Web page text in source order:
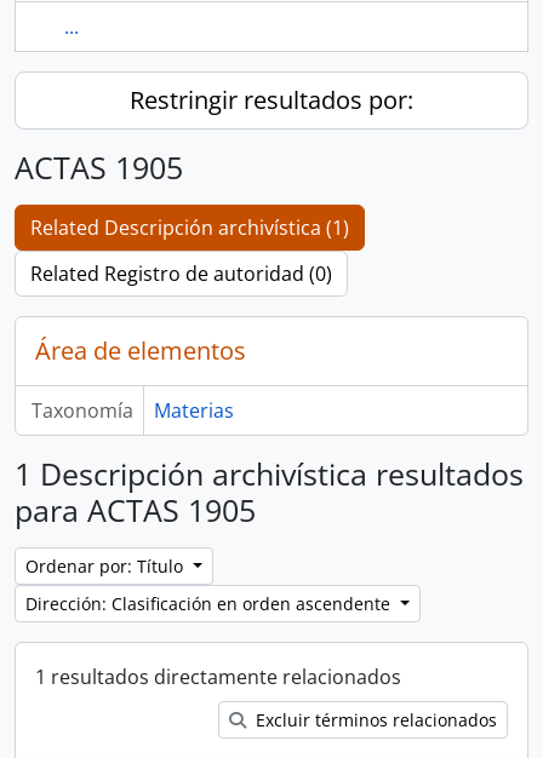
...
Restringir resultados por:
ACTAS 1905
Related Descripción archivística (1)
Related Registro de autoridad (0)
Área de elementos
Taxonomía Materias
1 Descripción archivística resultados
para ACTAS 1905
Ordenar por: Título
Dirección: Clasificación en orden ascendente
1 resultados directamente relacionados
Excluir términos relacionados